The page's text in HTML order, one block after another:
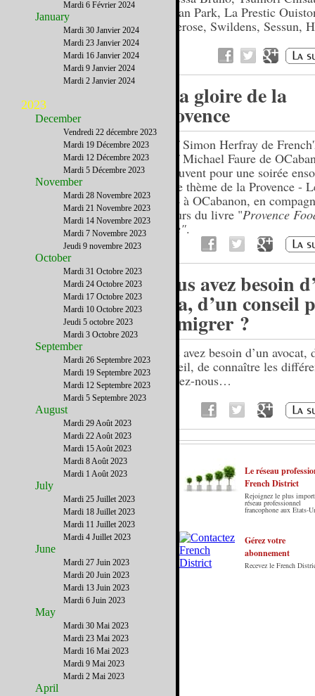
Megan Park, La Prestic
Bellerose, Swildens, Sessun,
A la gloire de la
Provence
Chef Simon Herfray de
Chef Michael Faure de
retrouvent pour une soirée
sur le thème de la Provence -
2014 à OCabanon, en
auteurs du livre "Provence
Wine".
Vous avez besoin
visa, d’un conseil
immigrer ?
Vous avez besoin d’un avocat,
conseil, de connaître les
écrivez-nous…
Le French District est le premier guide sur
internet en Français sur les Etats-Unis. Notre
principe : Le meilleur des Etats-Unis par ceux qui
Le réseau
French District
Rejoignez le plus
réseau professionnel
francophone aux Etats-
Gérez votre
abonnement
Recevez le French
Mardi 6 Février 2024
January
Mardi 30 Janvier 2024
Mardi 23 Janvier 2024
Mardi 16 Janvier 2024
Mardi 9 Janvier 2024
Mardi 2 Janvier 2024
2023
December
Vendredi 22 décembre 2023
Mardi 19 Décembre 2023
Mardi 12 Décembre 2023
Mardi 5 Décembre 2023
November
Mardi 28 Novembre 2023
Mardi 21 Novembre 2023
Mardi 14 Novembre 2023
Mardi 7 Novembre 2023
Jeudi 9 novembre 2023
October
Mardi 31 Octobre 2023
Mardi 24 Octobre 2023
Mardi 17 Octobre 2023
Mardi 10 Octobre 2023
Jeudi 5 octobre 2023
Mardi 3 Octobre 2023
September
Mardi 26 Septembre 2023
Mardi 19 Septembre 2023
Mardi 12 Septembre 2023
Mardi 5 Septembre 2023
August
Mardi 29 Août 2023
Mardi 22 Août 2023
Mardi 15 Août 2023
Mardi 8 Août 2023
Mardi 1 Août 2023
July
Mardi 25 Juillet 2023
Mardi 18 Juillet 2023
Mardi 11 Juillet 2023
Mardi 4 Juillet 2023
June
Mardi 27 Juin 2023
Mardi 20 Juin 2023
Mardi 13 Juin 2023
Mardi 6 Juin 2023
May
Mardi 30 Mai 2023
Mardi 23 Mai 2023
Mardi 16 Mai 2023
Mardi 9 Mai 2023
Mardi 2 Mai 2023
April